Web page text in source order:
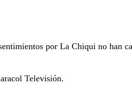
por La Chiqui no han
Televisión.